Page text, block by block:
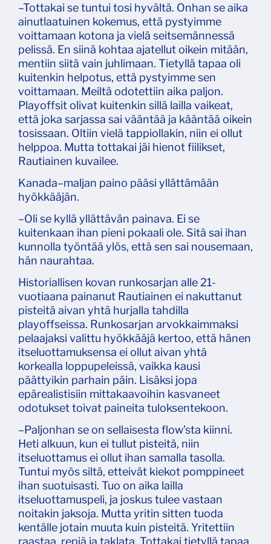
–Tottakai se tuntui tosi hyvältä. Onhan se aika
ainutlaatuinen kokemus, että pystyimme
voittamaan kotona ja vielä seitsemännessä
pelissä. En siinä kohtaa ajatellut oikein mitään,
mentiin siitä vain juhlimaan. Tietyllä tapaa oli
kuitenkin helpotus, että pystyimme sen
voittamaan. Meiltä odotettiin aika paljon.
Playoffsit olivat kuitenkin sillä lailla vaikeat,
että joka sarjassa sai vääntää ja kääntää oikein
tosissaan. Oltiin vielä tappiollakin, niin ei ollut
helppoa. Mutta tottakai jäi hienot fiilikset,
Rautiainen kuvailee.
Kanada–maljan paino pääsi yllättämään
hyökkääjän.
–Oli se kyllä yllättävän painava. Ei se
kuitenkaan ihan pieni pokaali ole. Sitä sai ihan
kunnolla työntää ylös, että sen sai nousemaan,
hän naurahtaa.
Historiallisen kovan runkosarjan alle 21-
vuotiaana painanut Rautiainen ei nakuttanut
pisteitä aivan yhtä hurjalla tahdilla
playoffseissa. Runkosarjan arvokkaimmaksi
pelaajaksi valittu hyökkääjä kertoo, että hänen
itseluottamuksensa ei ollut aivan yhtä
korkealla loppupeleissä, vaikka kausi
päättyikin parhain päin. Lisäksi jopa
epärealistisiin mittakaavoihin kasvaneet
odotukset toivat paineita tuloksentekoon.
–Paljonhan se on sellaisesta flow’sta kiinni.
Heti alkuun, kun ei tullut pisteitä, niin
itseluottamus ei ollut ihan samalla tasolla.
Tuntui myös siltä, etteivät kiekot pomppineet
ihan suotuisasti. Tuo on aika lailla
itseluottamuspeli, ja joskus tulee vastaan
noitakin jaksoja. Mutta yritin sitten tuoda
kentälle jotain muuta kuin pisteitä. Yritettiin
raastaa, repiä ja taklata. Tottakai tietyllä tapaa